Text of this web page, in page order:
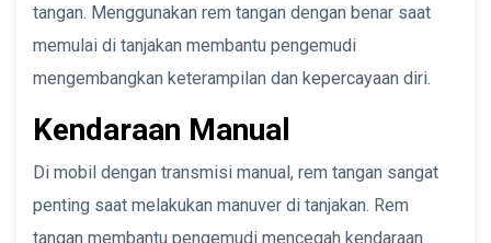
tangan. Menggunakan rem tangan dengan benar saat
memulai di tanjakan membantu pengemudi
mengembangkan keterampilan dan kepercayaan diri.
Kendaraan Manual
Di mobil dengan transmisi manual, rem tangan sangat
penting saat melakukan manuver di tanjakan. Rem
tangan membantu pengemudi mencegah kendaraan